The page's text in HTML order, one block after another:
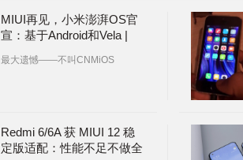
MIUI再见，小米澎湃OS官
宣：基于Android和Vela |
很贵的A17+便宜的长焦
最大遗憾——不叫CNMiOS
Redmi 6/6A 获 MIUI 12 稳
定版适配：性能不足不做全